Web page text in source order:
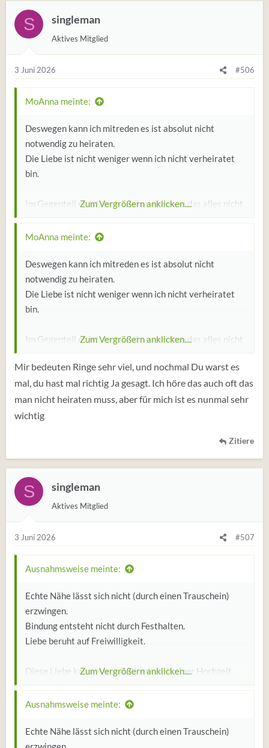
S singleman
Aktives Mitglied
3 Juni 2026 #506
MoAnna meinte:
Deswegen kann ich mitreden es ist absolut nicht
notwendig zu heiraten.
Die Liebe ist nicht weniger wenn ich nicht verheiratet
bin.
Im Gegenteil es ist doch schön wenn man das alles nicht
benötigt.Was bedeuten Ringe schon...die sind er eine
Fessel.
Ich mag Freiwilligkeit und auch gegenseitige Freiheit.
Wer freiwillig bleibt....der liebt mich wirklich und das soll
etwas heißen 😀
Zum Vergrößern anklicken....
MoAnna meinte:
Deswegen kann ich mitreden es ist absolut nicht
notwendig zu heiraten.
Die Liebe ist nicht weniger wenn ich nicht verheiratet
bin.
Im Gegenteil es ist doch schön wenn man das alles nicht
benötigt.Was bedeuten Ringe schon...die sind er eine
Fessel.
Ich mag Freiwilligkeit und auch gegenseitige Freiheit.
Wer freiwillig bleibt....der liebt mich wirklich und das soll
Zum Vergrößern anklicken....
Mir bedeuten Ringe sehr viel, und nochmal Du warst es
mal, du hast mal richtig Ja gesagt. Ich höre das auch oft das
man nicht heiraten muss, aber für mich ist es nunmal sehr
wichtig
Zitiere
S singleman
Aktives Mitglied
3 Juni 2026 #507
Ausnahmsweise meinte:
Echte Nähe lässt sich nicht (durch einen Trauschein)
erzwingen.
Bindung entsteht nicht durch Festhalten.
Liebe beruht auf Freiwilligkeit.
Diese Liebe kann man mit Ringen, mit einer Hochzeit,
besiegeln.
Doch vorher muss sie entstehen dürfen.
möchte.
Zum Vergrößern anklicken....
Ausnahmsweise meinte:
Echte Nähe lässt sich nicht (durch einen Trauschein)